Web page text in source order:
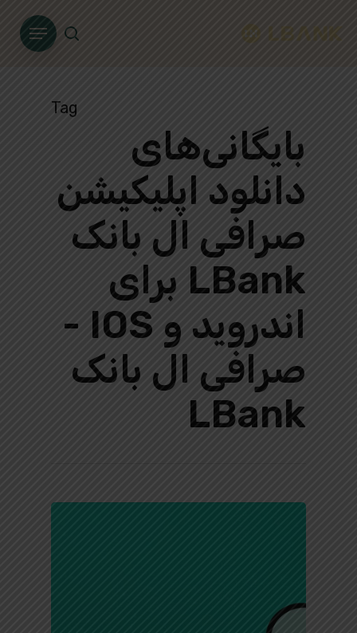
Menu
Tag
بایگانی‌های
دانلود اپلیکیشن
صرافی ال بانک
LBank برای
اندروید و IOS -
صرافی ال بانک
LBank